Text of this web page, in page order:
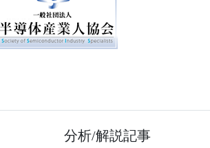
分析/解説記事